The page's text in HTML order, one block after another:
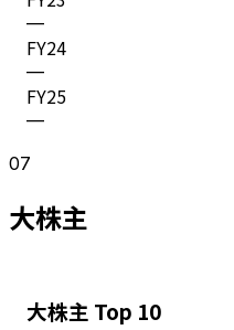
—
FY24
—
FY25
—
07
大株主
大株主 Top 10